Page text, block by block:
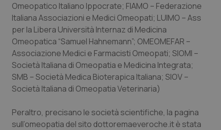
Toscana
Umbria
Valle D’Aosta
Veneto
Obesità
Oftalmologia
Oncodermatologia
Oncoematologia
Oncologia & Nutrizione
Omeopatico Italiano Ippocrate; FIAMO – Federazione
Italiana Associazioni e Medici Omeopati; LUIMO – Ass
per la Libera Università Internaz di Medicina
Omeopatica “Samuel Hahnemann”; OMEOMEFAR –
Associazione Medici e Farmacisti Omeopati; SIOMI –
Società Italiana di Omeopatia e Medicina Integrata;
SMB – Società Medica Bioterapica Italiana; SIOV –
Società Italiana di Omeopatia Veterinaria)
Peraltro, precisano le società scientifiche, la pagina
sull’omeopatia del sito dottoremaeveroche.it è stata